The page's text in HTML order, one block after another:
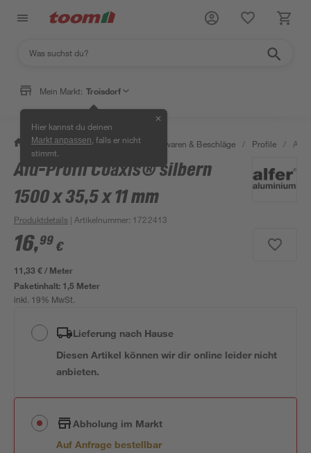
Mein Markt: Troisdorf
Hier kannst du deinen
Markt anpassen , falls er nicht
stimmt.
✕
/ Werkstatt & Maschinen / Eisenwaren & Beschläge / Profile / Alu-
Alu-Profil Coaxis® silbern
1500 x 35,5 x 11 mm
Produktdetails | Artikelnummer: 1722413
16,99 €
11,33 € / Meter
Paketinhalt: 1,5 Meter
inkl. 19% MwSt.
Lieferung nach Hause
Diesen Artikel können wir dir online leider nicht
anbieten.
Abholung im Markt
Auf Anfrage bestellbar